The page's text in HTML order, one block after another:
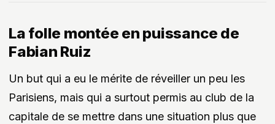
La folle montée en puissance de
Fabian Ruiz
Un but qui a eu le mérite de réveiller un peu les
Parisiens, mais qui a surtout permis au club de la
capitale de se mettre dans une situation plus que